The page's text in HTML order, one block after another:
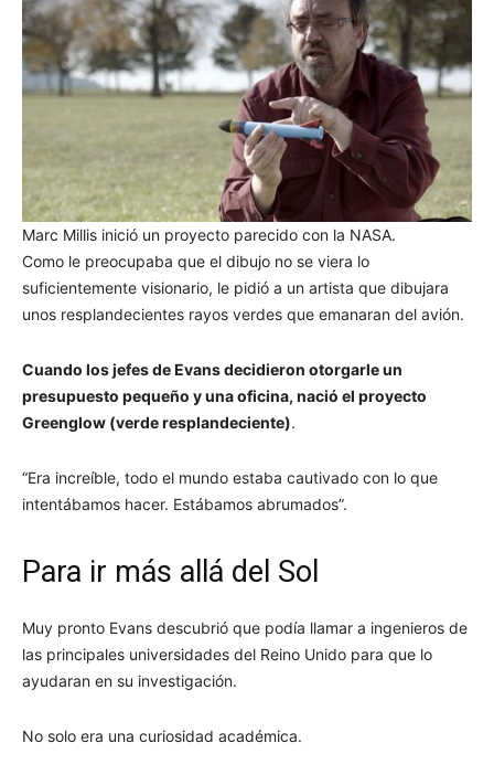
Marc Millis inició un proyecto parecido con la NASA.
Como le preocupaba que el dibujo no se viera lo
suficientemente visionario, le pidió a un artista que dibujara
unos resplandecientes rayos verdes que emanaran del avión.
Cuando los jefes de Evans decidieron otorgarle un
presupuesto pequeño y una oficina, nació el proyecto
Greenglow (verde resplandeciente).
“Era increíble, todo el mundo estaba cautivado con lo que
intentábamos hacer. Estábamos abrumados”.
Para ir más allá del Sol
Muy pronto Evans descubrió que podía llamar a ingenieros de
las principales universidades del Reino Unido para que lo
ayudaran en su investigación.
No solo era una curiosidad académica.